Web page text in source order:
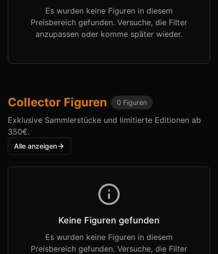
Es wurden keine Figuren in diesem
Preisbereich gefunden. Versuche, die Filter
anzupassen oder komme später wieder.
Collector Figuren 0 Figuren
Exklusive Sammlerstücke und limitierte Editionen ab
350€.
Alle anzeigen
Keine Figuren gefunden
Es wurden keine Figuren in diesem
Preisbereich gefunden. Versuche, die Filter